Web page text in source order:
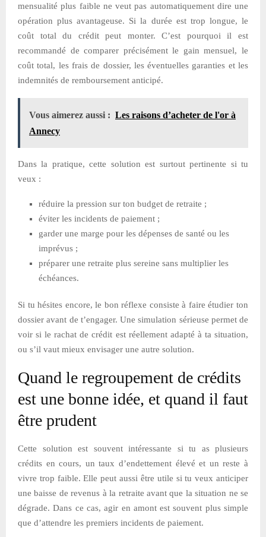
mensualité plus faible ne veut pas automatiquement dire une
opération plus avantageuse. Si la durée est trop longue, le
coût total du crédit peut monter. C’est pourquoi il est
recommandé de comparer précisément le gain mensuel, le
coût total, les frais de dossier, les éventuelles garanties et les
indemnités de remboursement anticipé.
Vous aimerez aussi : Les raisons d’acheter de l'or à
Annecy
Dans la pratique, cette solution est surtout pertinente si tu
veux :
réduire la pression sur ton budget de retraite ;
éviter les incidents de paiement ;
garder une marge pour les dépenses de santé ou les
imprévus ;
préparer une retraite plus sereine sans multiplier les
échéances.
Si tu hésites encore, le bon réflexe consiste à faire étudier ton
dossier avant de t’engager. Une simulation sérieuse permet de
voir si le rachat de crédit est réellement adapté à ta situation,
ou s’il vaut mieux envisager une autre solution.
Quand le regroupement de crédits
est une bonne idée, et quand il faut
être prudent
Cette solution est souvent intéressante si tu as plusieurs
crédits en cours, un taux d’endettement élevé et un reste à
vivre trop faible. Elle peut aussi être utile si tu veux anticiper
une baisse de revenus à la retraite avant que la situation ne se
dégrade. Dans ce cas, agir en amont est souvent plus simple
que d’attendre les premiers incidents de paiement.